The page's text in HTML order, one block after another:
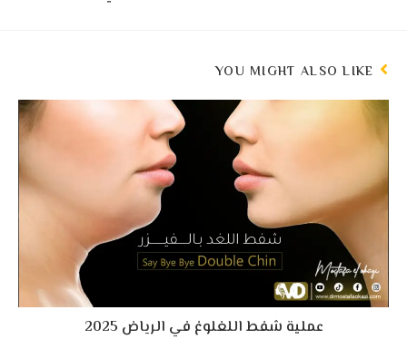
YOU MIGHT ALSO LIKE
عملية شفط اللغلوغ في الرياض 2025